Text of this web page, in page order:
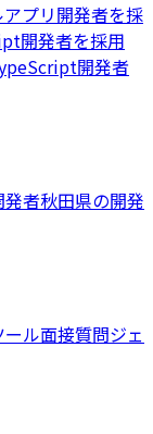
プリ開発者を採
開発者を採用
開発者
発者秋田県の開発
ル面接質問ジェ